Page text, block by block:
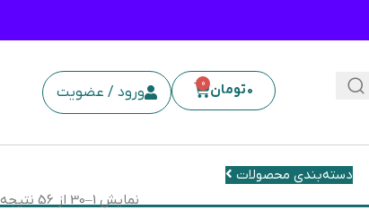
0تومان 0
ورود / عضویت
دسته‌بندی محصولات
نمایش 1–30 از 56 نتیجه